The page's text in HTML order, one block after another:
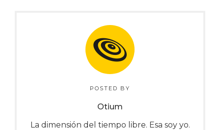
POSTED BY
Otium
La dimensión del tiempo libre. Esa soy yo.